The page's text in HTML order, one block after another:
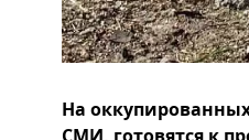
На